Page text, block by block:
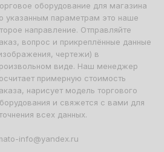
оборудование для магазина
указанным параметрам это наше
направление. Отправляйте
вопрос и прикреплённые данные
чертежи) в
виде. Наш менеджер
примерную стоимость
нарисует модель торгового
и свяжется с вами для
всех данных.
info@yandex.ru